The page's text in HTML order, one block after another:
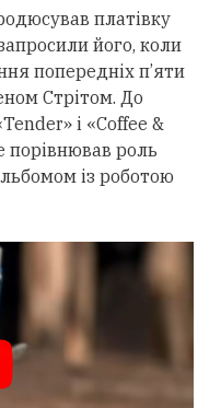
платівку
його, коли
попередніх п’яти
Стрітом. До
і «Coffee &
порівнював роль
із роботою